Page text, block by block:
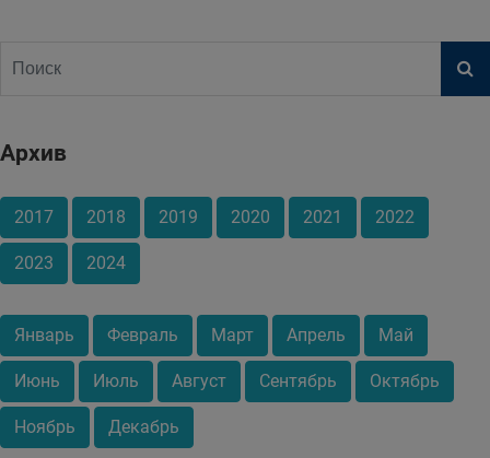
Архив
2017 2018 2019 2020 2021 2022
2023 2024
Январь Февраль Март Апрель Май
Июнь Июль Август Сентябрь Октябрь
Ноябрь Декабрь